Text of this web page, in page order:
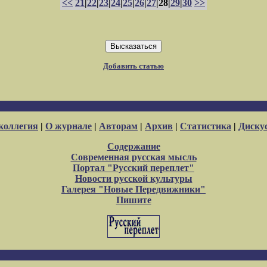
<< 21 22 23 24 25 26 27 |28| 29 30 >>
Добавить статью
| О журнале | Авторам | Архив | Статистика |
Содержание
Современная русская мысль
Портал "Русский переплет"
Новости русской культуры
Галерея "Новые Передвижники"
Пишите